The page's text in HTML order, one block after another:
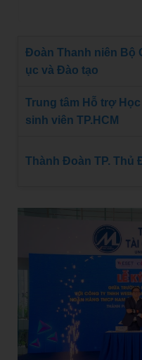
Đoàn Thanh niên Bộ
ục và Đào tạo
Trung tâm Hỗ trợ
sinh viên TP.HCM
Thành Đoàn TP. Thủ